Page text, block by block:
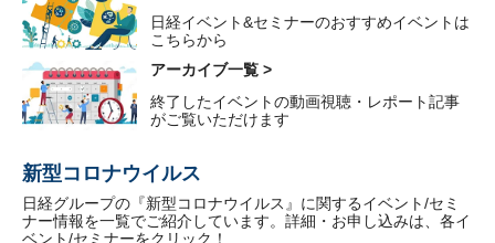
日経イベント&セミナーのおすすめイベントは
こちらから
アーカイブ一覧 >
終了したイベントの動画視聴・レポート記事
がご覧いただけます
新型コロナウイルス
日経グループの『新型コロナウイルス』に関するイベント/セミ
ナー情報を一覧でご紹介しています。詳細・お申し込みは、各イ
ベント/セミナーをクリック！